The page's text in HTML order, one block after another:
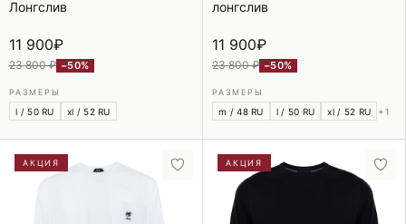
Лонгслив
11 900₽
23 800 ₽ −50%
РАЗМЕРЫ
l / 50 RU xl / 52 RU
лонгслив
11 900₽
23 800 ₽ −50%
РАЗМЕРЫ
m / 48 RU l / 50 RU xl / 52 RU +1
АКЦИЯ АКЦИЯ